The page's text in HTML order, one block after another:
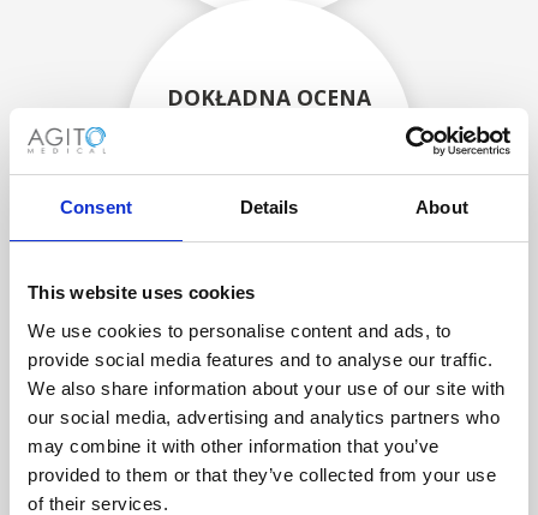
Consent Details About
This website uses cookies
We use cookies to personalise content and ads, to
provide social media features and to analyse our traffic.
We also share information about your use of our site with
our social media, advertising and analytics partners who
may combine it with other information that you’ve
provided to them or that they’ve collected from your use
of their services.
DOKŁADNA OCENA
ODZYSKIWANIE
Z OSTROŻNOŚCIĄ
Użyteczne części są
skrupulatnie odzyskiwane w
bezpiecznym środowisku ESD,
zapewniając brak uszkodzeń
ani zanieczyszczeń.